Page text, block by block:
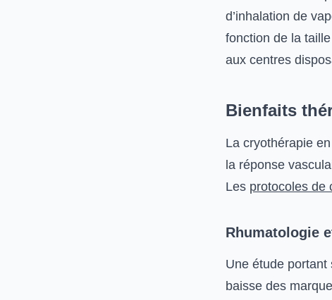
d’inhalation de
fonction de la
aux centres
Bienfaits
La cryothérapie
la réponse
Les protocoles de
Rhumatologie
Une étude
baisse des